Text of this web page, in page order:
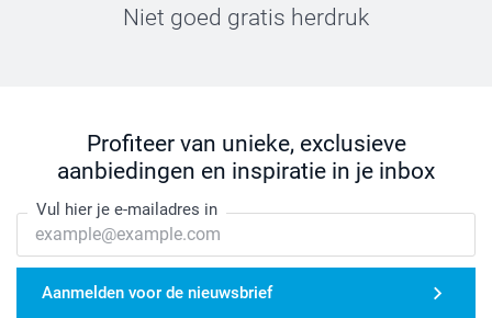
Niet goed gratis herdruk
Profiteer van unieke, exclusieve
aanbiedingen en inspiratie in je inbox
Vul hier je e-mailadres in
Aanmelden voor de nieuwsbrief